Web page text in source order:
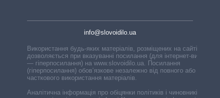
info@slovoidilo.ua
Використання будь-яких матеріалів, розміщених на сайті,
дозволяється при вказуванні посилання (для інтернет-видань
— гіперпосилання) на www.slovoidilo.ua. Посилання
(гіперпосилання) обов’язкове незалежно від повного або
часткового використання матеріалів.
Аналітична інформація про обіцянки політиків і чиновників,